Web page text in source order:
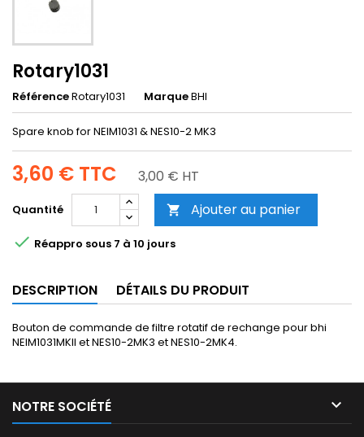
Rotary1031
RéférenceRotary1031 MarqueBHI
Spare knob for NEIM1031 & NES10-2 MK3
3,60 € TTC 3,00 € HT
Quantité  Ajouter au panier
 Réappro sous 7 à 10 jours
DESCRIPTION DÉTAILS DU PRODUIT
Bouton de commande de filtre rotatif de rechange pour bhi
NEIM1031MKII et NES10-2MK3 et NES10-2MK4.
NOTRE SOCIÉTÉ 